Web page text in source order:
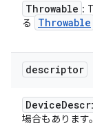
Throwable :
る
Throwable
descriptor
Device
場合もあります。